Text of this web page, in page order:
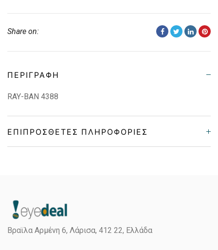
Share on:
ΠΕΡΙΓΡΑΦΉ
RAY-BAN 4388
ΕΠΙΠΡΌΣΘΕΤΕΣ ΠΛΗΡΟΦΟΡΊΕΣ
Color
Lens Color GREEN
Βραϊλα Αρμένη 6, Λάρισα, 412 22, Ελλάδα